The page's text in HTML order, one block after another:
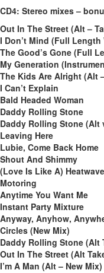
CD4: Stereo mixes –
Out In The Street (Alt –
I Don’t Mind (Full Length
The Good’s Gone (Full
My Generation
The Kids Are Alright (Alt
I Can’t Explain
Bald Headed Woman
Daddy Rolling Stone
Daddy Rolling Stone (Alt
Leaving Here
Lubie, Come Back Home
Shout And Shimmy
(Love Is Like A) Heatwave
Motoring
Anytime You Want Me
Instant Party Mixture
Anyway, Anyhow,
Circles (New Mix)
Daddy Rolling Stone (Alt
Out In The Street (Alt
I’m A Man (Alt – New Mix)